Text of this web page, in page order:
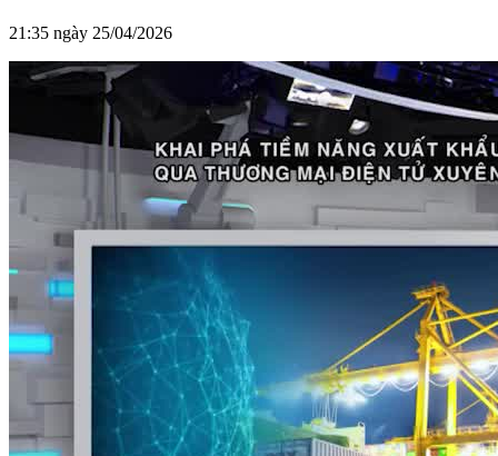
21:35 ngày 25/04/2026